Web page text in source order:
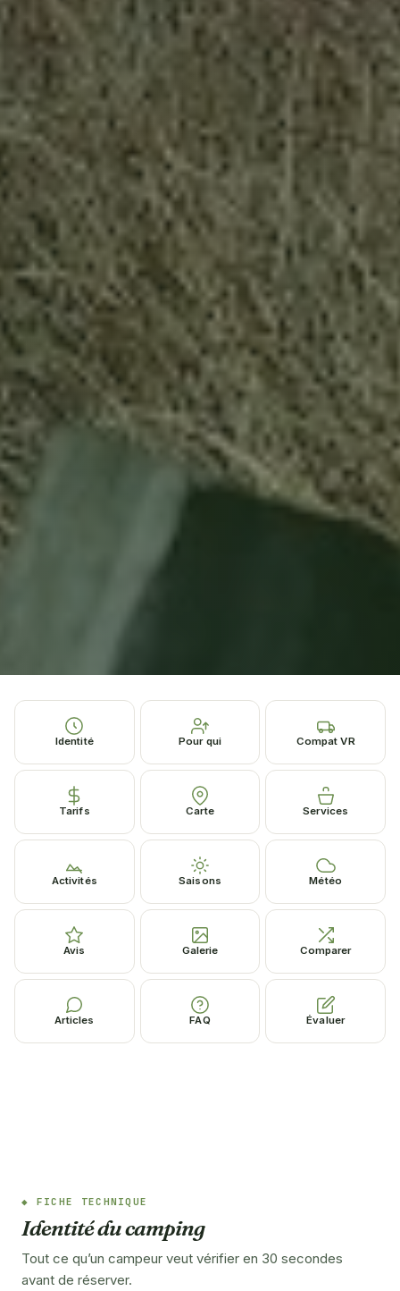
Identité Pour qui Compat VR
Tarifs Carte Services
Activités Saisons Météo
Avis Galerie Comparer
Articles FAQ Évaluer
FICHE TECHNIQUE
Identité du camping
Tout ce qu’un campeur veut vérifier en 30 secondes
avant de réserver.